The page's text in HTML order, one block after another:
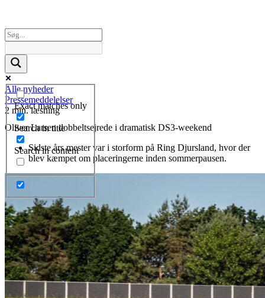
Exact matches only
Search in title
Search in content
Alle nyheder
Pressemeddelelser
2 min. læsning
Oliver Larsen dobbeltsejrede i dramatisk DS3-weekend
Sidste års mester var i storform på Ring Djursland, hvor der
blev kæmpet om placeringerne inden sommerpausen.